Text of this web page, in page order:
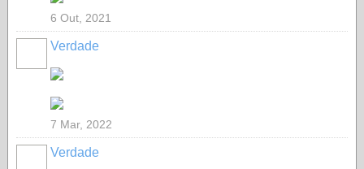
6 Out, 2021
Verdade
7 Mar, 2022
Verdade